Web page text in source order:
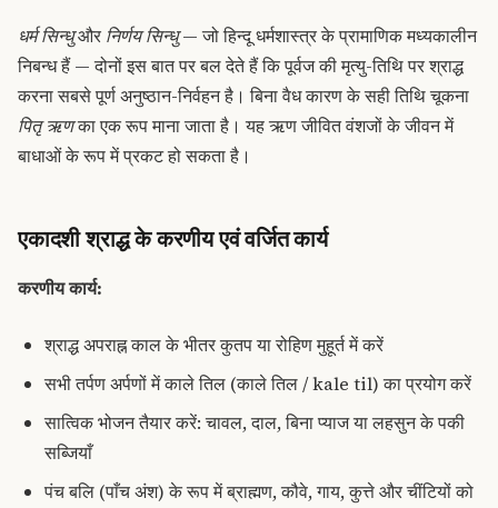
धर्म सिन्धुऔर निर्णय सिन्धु— जो हिन्दू धर्मशास्त्र के प्रामाणिक मध्यकालीन
निबन्ध हैं — दोनों इस बात पर बल देते हैं कि पूर्वज की मृत्यु-तिथि पर श्राद्ध
करना सबसे पूर्ण अनुष्ठान-निर्वहन है। बिना वैध कारण के सही तिथि चूकना
पितृ ऋणका एक रूप माना जाता है। यह ऋण जीवित वंशजों के जीवन में
बाधाओं के रूप में प्रकट हो सकता है।
एकादशी श्राद्ध के करणीय एवं वर्जित कार्य
करणीय कार्य:
श्राद्ध अपराह्न काल के भीतर कुतप या रोहिण मुहूर्त में करें
सभी तर्पण अर्पणों में काले तिल (काले तिल / kale til) का प्रयोग करें
सात्विक भोजन तैयार करें: चावल, दाल, बिना प्याज या लहसुन के पकी
सब्जियाँ
पंच बलि (पाँच अंश) के रूप में ब्राह्मण, कौवे, गाय, कुत्ते और चींटियों को